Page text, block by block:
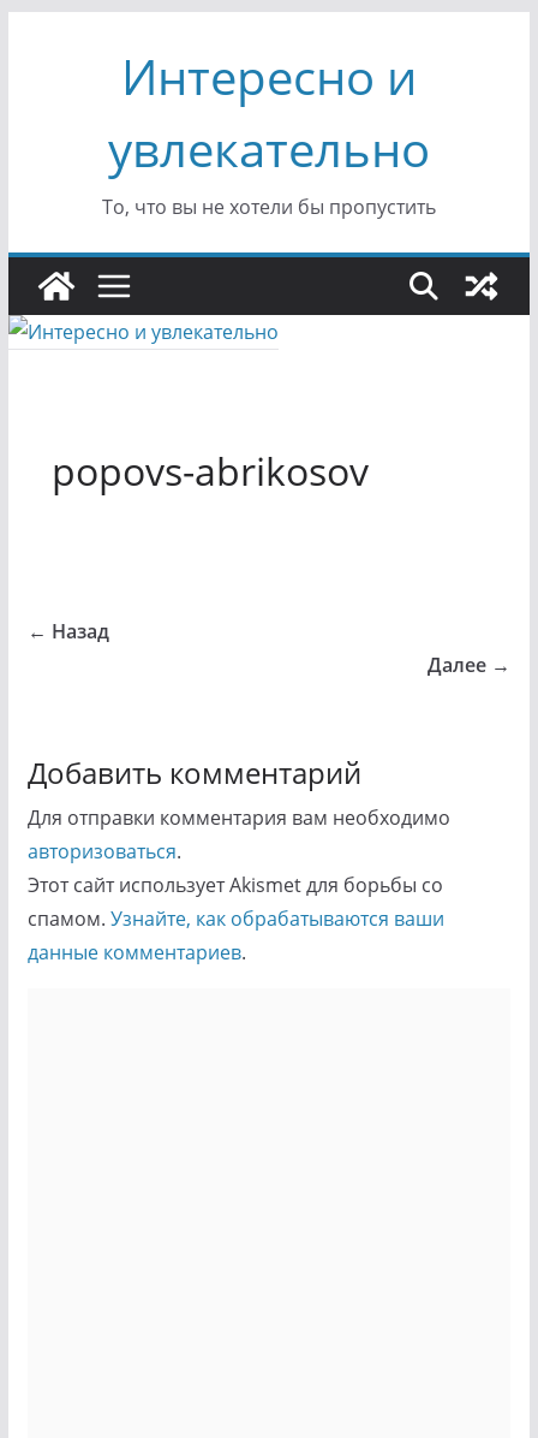
содержимомуИнтересно и
увлекательно
То, что вы не хотели бы пропустить
popovs-abrikosov
← Назад
Далее →
Добавить комментарий
Для отправки комментария вам необходимо
авторизоваться.
Этот сайт использует Akismet для борьбы со
спамом. Узнайте, как обрабатываются ваши
данные комментариев.